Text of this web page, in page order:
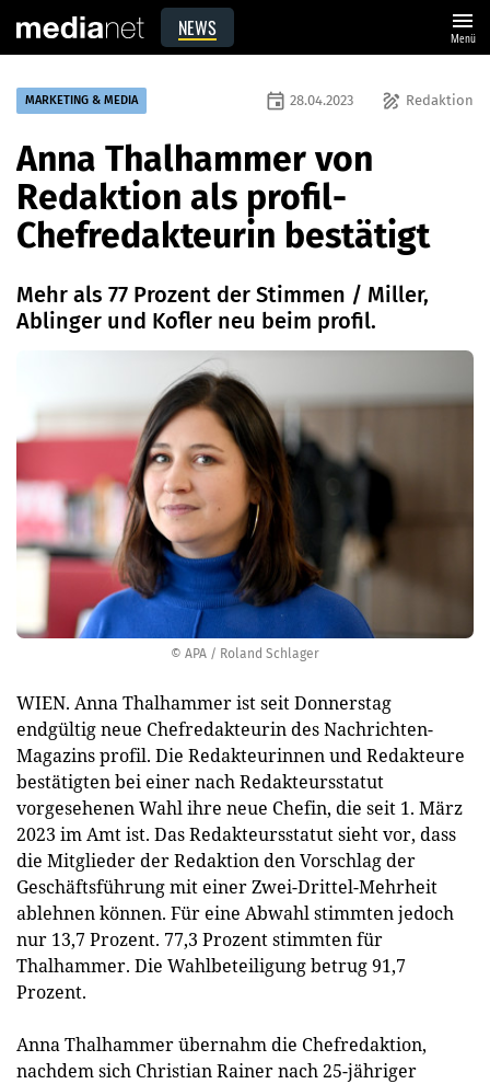
NEWS menu
Menü
© APA / Roland Schlager
MARKETING & MEDIA draw Redaktion
event 28.04.2023
Anna Thalhammer von
Redaktion als profil-
Chefredakteurin bestätigt
Mehr als 77 Prozent der Stimmen / Miller,
Ablinger und Kofler neu beim profil.
WIEN. Anna Thalhammer ist seit Donnerstag
endgültig neue Chefredakteurin des Nachrichten-
Magazins profil. Die Redakteurinnen und Redakteure
bestätigten bei einer nach Redakteursstatut
vorgesehenen Wahl ihre neue Chefin, die seit 1. März
2023 im Amt ist. Das Redakteursstatut sieht vor, dass
die Mitglieder der Redaktion den Vorschlag der
Geschäftsführung mit einer Zwei-Drittel-Mehrheit
ablehnen können. Für eine Abwahl stimmten jedoch
nur 13,7 Prozent. 77,3 Prozent stimmten für
Thalhammer. Die Wahlbeteiligung betrug 91,7
Prozent.
Anna Thalhammer übernahm die Chefredaktion,
nachdem sich Christian Rainer nach 25-jähriger